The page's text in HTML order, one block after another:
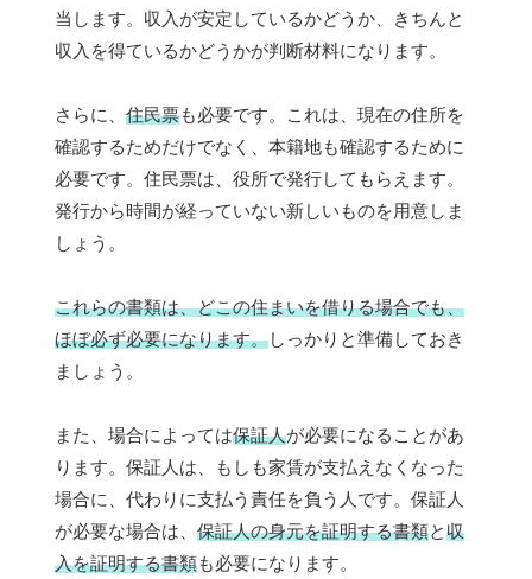
当します。収入が安定しているかどうか、きちんと
収入を得ているかどうかが判断材料になります。
さらに、 住民票も必要です。これは、現在の住所を
確認するためだけでなく、本籍地も確認するために
必要です。住民票は、役所で発行してもらえます。
発行から時間が経っていない新しいものを用意しま
しょう。
これらの書類は、どこの住まいを借りる場合でも、
ほぼ必ず必要になります。しっかりと準備しておき
ましょう。
また、場合によっては保証人が必要になることがあ
ります。保証人は、もしも家賃が支払えなくなった
場合に、代わりに支払う責任を負う人です。保証人
が必要な場合は、 保証人の身元を証明する書類と収
入を証明する書類も必要になります。